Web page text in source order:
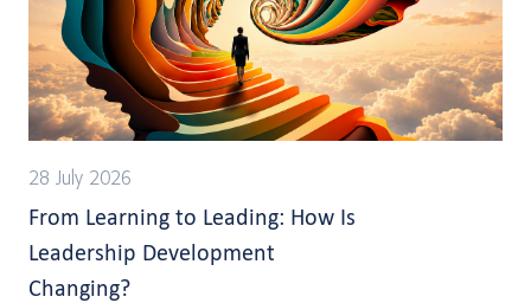
28 July 2026
From Learning to Leading: How Is
Leadership Development
Changing?